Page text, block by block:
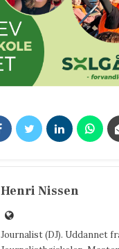
Henri Nissen
Journalist (DJ). Uddannet